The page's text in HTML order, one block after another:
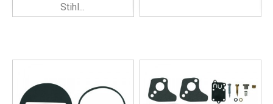
Stihl...